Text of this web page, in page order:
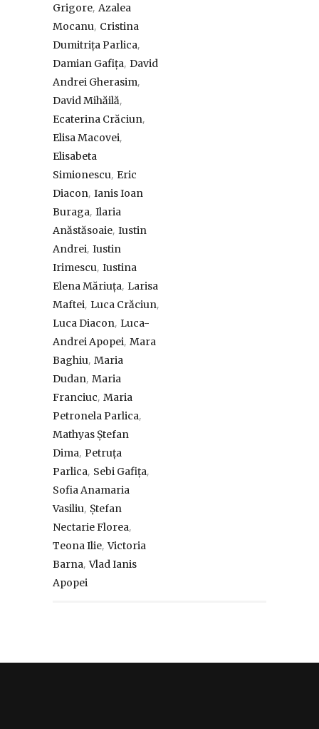
Grigore, Azalea
Mocanu, Cristina
Dumitrița Parlica,
Damian Gafița, David
Andrei Gherasim,
David Mihăilă,
Ecaterina Crăciun,
Elisa Macovei,
Elisabeta
Simionescu, Eric
Diacon, Ianis Ioan
Buraga, Ilaria
Anăstăsoaie, Iustin
Andrei, Iustin
Irimescu, Iustina
Elena Măriuța, Larisa
Maftei, Luca Crăciun,
Luca Diacon, Luca-
Andrei Apopei, Mara
Baghiu, Maria
Dudan, Maria
Franciuc, Maria
Petronela Parlica,
Mathyas Ștefan
Dima, Petruța
Parlica, Sebi Gafița,
Sofia Anamaria
Vasiliu, Ștefan
Nectarie Florea,
Teona Ilie,Victoria
Barna,Vlad Ianis
Apopei